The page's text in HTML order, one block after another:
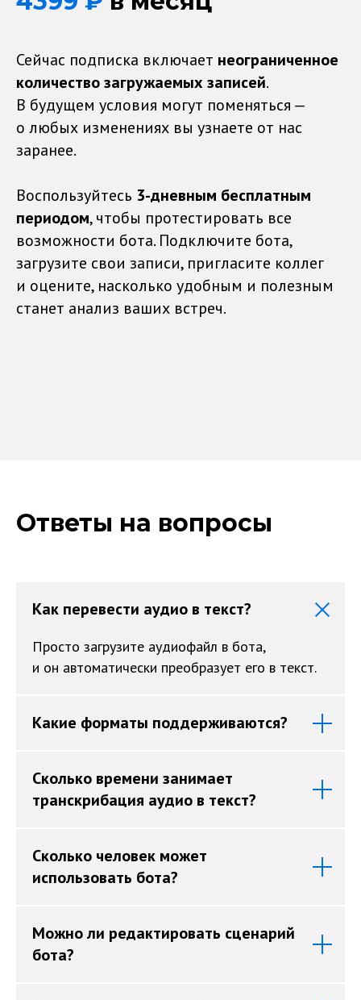
Попробовать бота в Телеграм
Сейчас подписка включает неограниченное
количество загружаемых записей.
В будущем условия могут поменяться —
о любых изменениях вы узнаете от нас
заранее.
Воспользуйтесь 3-дневным бесплатным
периодом, чтобы протестировать все
возможности бота. Подключите бота,
загрузите свои записи, пригласите коллег
и оцените, насколько удобным и полезным
станет анализ ваших встреч.
Ответы на вопросы
Как перевести аудио в текст?
Просто загрузите аудиофайл в бота,
и он автоматически преобразует его в текст.
Какие форматы поддерживаются?
Сколько времени занимает
транскрибация аудио в текст?
Сколько человек может
использовать бота?
Можно ли редактировать сценарий
бота?